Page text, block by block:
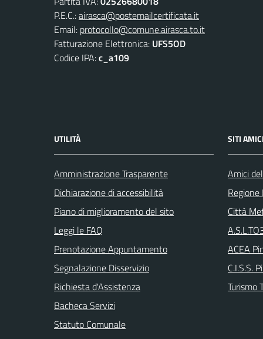
P.E.C.:airasca@postemailcertificata.it
Email: protocollo@comune.airasca.to.it
Fatturazione Elettronica: UFS5OD
Codice IPA:c_a109
UTILITÀ
Amministrazione Trasparente
Dichiarazione di accessibilità
Piano di miglioramento del sito
Leggi le FAQ
Prenotazione Appuntamento
Segnalazione Disservizio
Richiesta d'Assistenza
Bacheca Servizi
Statuto Comunale
SITI AMICI
Amici
Città
ACEA
C.I.S.S.
Turismo